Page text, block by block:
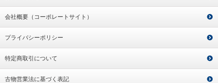
会社概要（コーポレートサイト）
プライバシーポリシー
特定商取引について
古物営業法に基づく表記